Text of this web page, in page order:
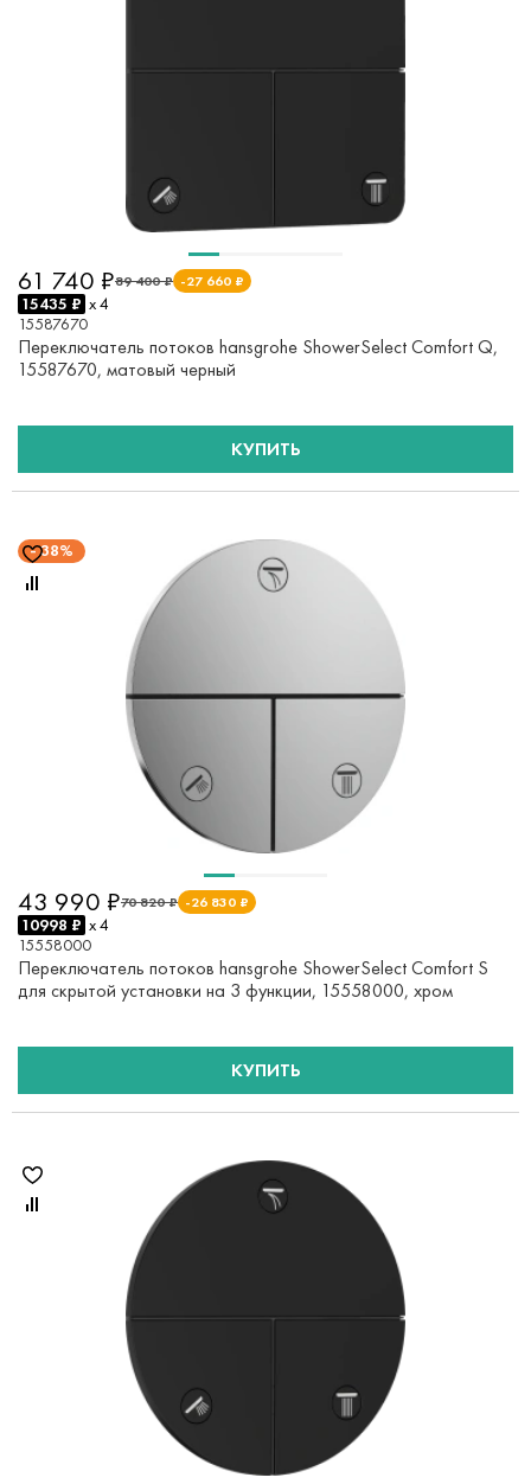
89 400 ₽ -27 660 ₽
61 740 ₽
15435 ₽ x 4
15587670
Переключатель потоков hansgrohe ShowerSelect Comfort Q,
15587670, матовый черный
КУПИТЬ
38%
70 820 ₽ -26 830 ₽
43 990 ₽
10998 ₽ x 4
15558000
Переключатель потоков hansgrohe ShowerSelect Comfort S
для скрытой установки на 3 функции, 15558000, хром
КУПИТЬ